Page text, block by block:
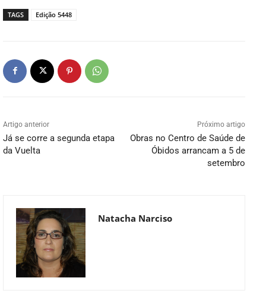
TAGS Edição 5448
Artigo anterior
Já se corre a segunda etapa
da Vuelta
Próximo artigo
Obras no Centro de Saúde de
Óbidos arrancam a 5 de
setembro
Natacha Narciso